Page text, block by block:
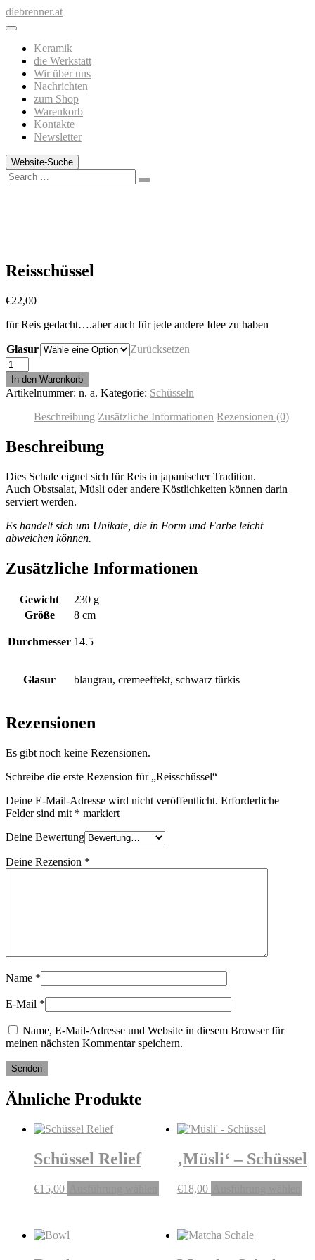
Zum
Inhalt
diebrenner.at
Keramik
die Werkstatt
Wir über uns
Nachrichten
zum Shop
Warenkorb
Kontakte
Newsletter
Website-Suche
Search
Reisschüssel
€22,00
für Reis gedacht….aber auch für jede andere Idee zu haben
Glasur
Zurücksetzen
Reisschüssel
Menge
In den Warenkorb
Artikelnummer: n. a. Kategorie: Schüsseln
Beschreibung Zusätzliche Informationen Rezensionen (0)
Beschreibung
Dies Schale eignet sich für Reis in japanischer Tradition.
Auch Obstsalat, Müsli oder andere Köstlichkeiten können darin
serviert werden.
Es handelt sich um Unikate, die in Form und Farbe leicht
abweichen können.
Zusätzliche Informationen
Gewicht
230 g
Größe
8 cm
Durchmesser 14.5
Glasur blaugrau, cremeeffekt, schwarz türkis
Rezensionen
Es gibt noch keine Rezensionen.
Schreibe die erste Rezension für „Reisschüssel“
Deine E-Mail-Adresse wird nicht veröffentlicht. Erforderliche
Felder sind mit * markiert
Deine Bewertung
Deine Rezension *
Name *
E-Mail *
Name, E-Mail-Adresse und Website in diesem Browser für
meinen nächsten Kommentar speichern.
Ähnliche Produkte
Schüssel Relief
€15,00
Dieses
Varianten
‚Müsli‘ – Schüssel
€18,00